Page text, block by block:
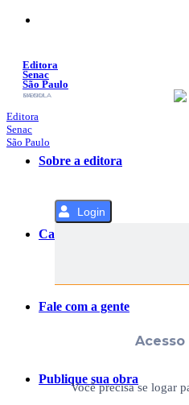
Conteúdo
Editora
Senac
São Paulo
SACOLA
MENU
Editora
Senac
São Paulo
Sobre a editora
Categorias
Fale com a gente
Publique sua obra
Login
Você precisa se logar